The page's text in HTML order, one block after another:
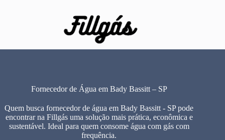
Fornecedor de Água em Bady Bassitt – SP
Quem busca fornecedor de água em Bady Bassitt - SP pode
encontrar na Fillgás uma solução mais prática, econômica e
sustentável. Ideal para quem consome água com gás com
frequência.